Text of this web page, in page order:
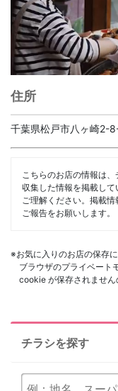
住所
千葉県松戸市八ヶ崎2-
こちらのお店の情報は
収集した情報を掲載し
ご理解ください。掲載
ご報告をお願いします。
※お気に入りのお店の保存に
ブラウザのプライベート
cookie が保存されません
チラシを探す